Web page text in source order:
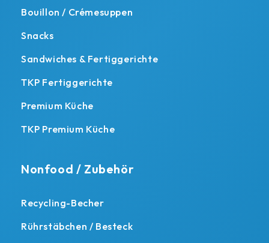
Bouillon / Crémesuppen
Snacks
Sandwiches & Fertiggerichte
TKP Fertiggerichte
Premium Küche
TKP Premium Küche
Nonfood / Zubehör
Recycling-Becher
Rührstäbchen / Besteck